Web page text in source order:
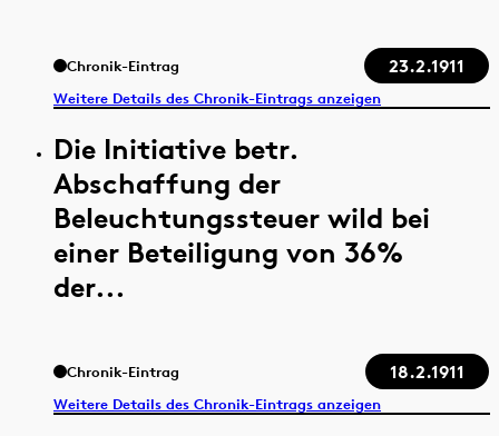
Chronik-Eintrag 23.2.1911
Weitere Details des Chronik-Eintrags anzeigen
Die Initiative betr.
Abschaffung der
Beleuchtungssteuer wild bei
einer Beteiligung von 36%
der...
Chronik-Eintrag 18.2.1911
Weitere Details des Chronik-Eintrags anzeigen